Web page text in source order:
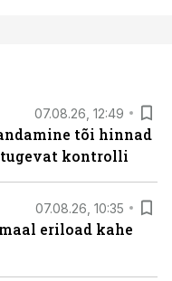
07.08.26, 12:49
tõi hinnad
kontrolli
07.08.26, 10:35
eriload kahe